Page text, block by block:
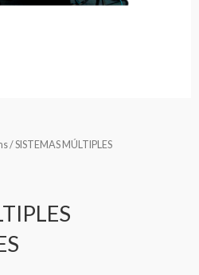
/ SISTEMAS MÚLTIPLES